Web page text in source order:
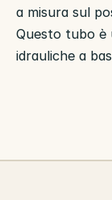
a misura sul
Questo tubo è
idrauliche a